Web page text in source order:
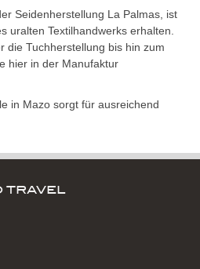
Seidenherstellung La Palmas, ist
uralten Textilhandwerks erhalten.
die Tuchherstellung bis hin zum
hier in der Manufaktur
in Mazo sorgt für ausreichend
TRAVEL